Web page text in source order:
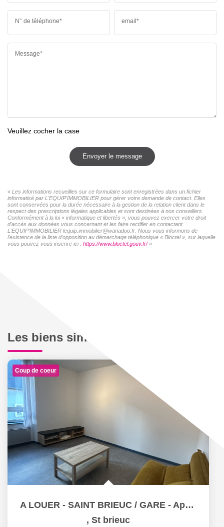
N° de téléphone* email*
Message*
Veuillez cocher la case
Envoyer le message
« Les informations recueillies sur ce formulaire sont enregistrées dans un fichier
informatisé par L'EQUIP'IMMOBILIER pour gérer votre demande de contact. Elles
sont conservées pour la durée nécessaire à la gestion de la relation client dans le
respect des prescriptions légales applicables et sont destinées à nos conseillers
Conformément à la loi « informatique et libertés », vous pouvez exercer votre droit
d'accès aux données vous concernant et les faire rectifier en contactant
L'EQUIP'IMMOBILIER lequip.immobilier@wanadoo.fr. Nous vous informons de
l'existence de la liste d'opposition au démarchage téléphonique « Bloctel », sur laquelle
vous pouvez vous inscrire ici : https://www.bloctel.gouv.fr/»
Les biens similaires
Coup de coeur
A LOUER - SAINT BRIEUC / GARE - Appartement T2 meublé
, St brieuc